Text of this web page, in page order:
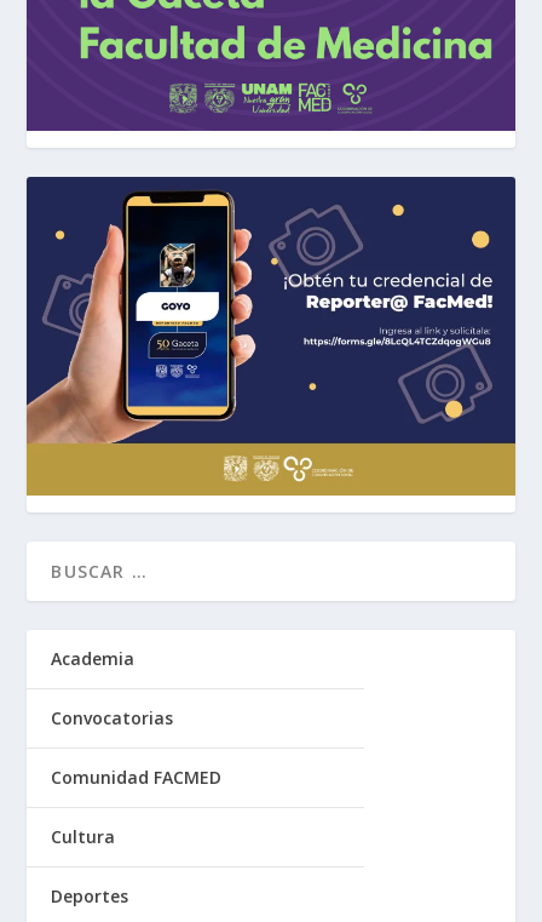
Academia
Convocatorias
Comunidad FACMED
Cultura
Deportes